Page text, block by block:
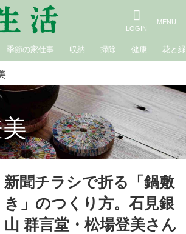
季節の家仕事 収納 掃除 健康 花と緑
新聞チラシで折る「鍋敷
き」のつくり方。石見銀
山 群言堂・松場登美さん